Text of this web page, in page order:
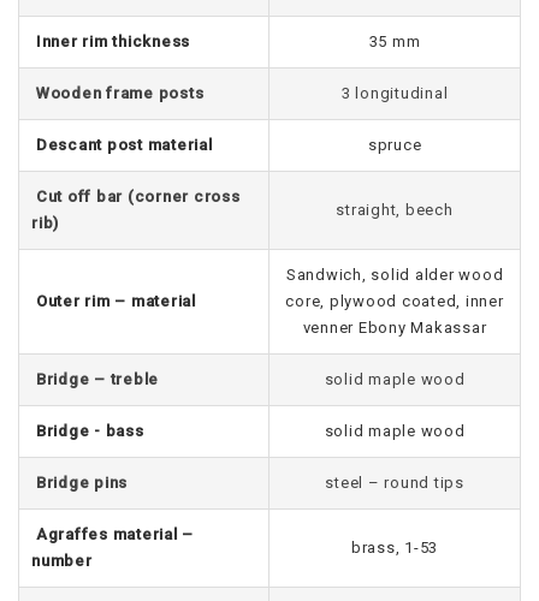
Inner rim thickness 35 mm
Wooden frame posts 3 longitudinal
Descant post material spruce
Cut off bar (corner cross
rib)
straight, beech
Outer rim – material
Sandwich, solid alder wood
core, plywood coated, inner
venner Ebony Makassar
Bridge – treble solid maple wood
Bridge - bass solid maple wood
Bridge pins steel – round tips
Agraffes material –
number
brass, 1-53